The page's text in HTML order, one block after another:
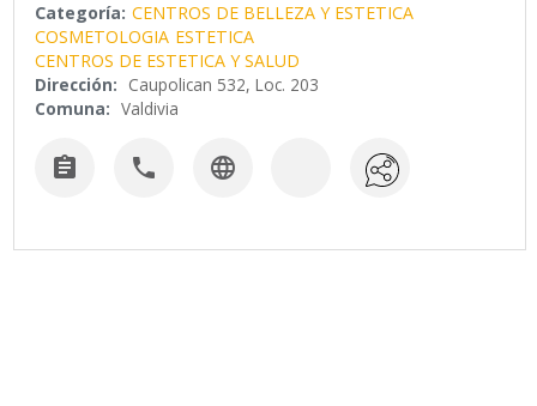
Categoría: CENTROS DE BELLEZA Y ESTETICA
COSMETOLOGIA ESTETICA
CENTROS DE ESTETICA Y SALUD
Dirección: Caupolican 532, Loc. 203
Comuna: Valdivia
  